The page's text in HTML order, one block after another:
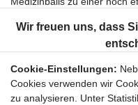
Medizinballtraining
Doch die schweren Bälle
Zusatzgewichte bei Lauf-
Sportarten, in denen Bälle
Übungen mit Medizinbällen
Cookie-Einstellungen:
Cookies verwenden wir
zu analysieren. Unter